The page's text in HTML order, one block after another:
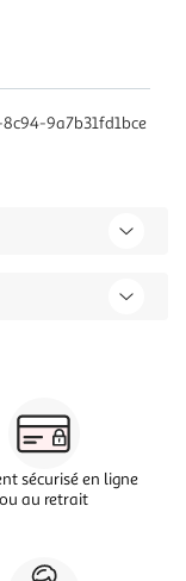
9a7b31fd1bce
sécurisé en ligne
ou au retrait